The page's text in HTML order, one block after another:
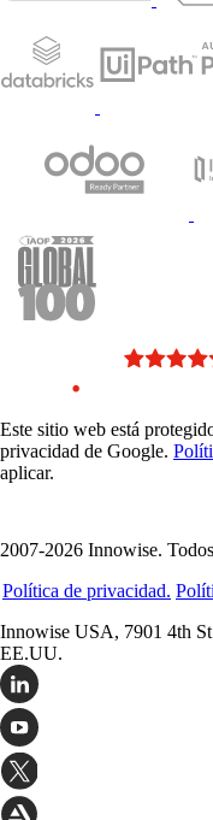
Este sitio web está
privacidad de Google.
aplicar.
2007-2026 Innowise.
Política de privacidad.
Innowise USA, 7901 4th
EE.UU.